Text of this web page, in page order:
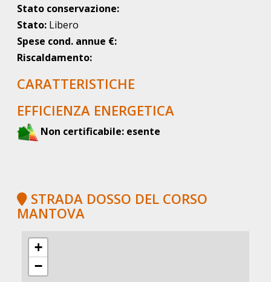
Stato conservazione:
Stato: Libero
Spese cond. annue €:
Riscaldamento:
CARATTERISTICHE
EFFICIENZA ENERGETICA
Non certificabile: esente
STRADA DOSSO DEL CORSO
MANTOVA